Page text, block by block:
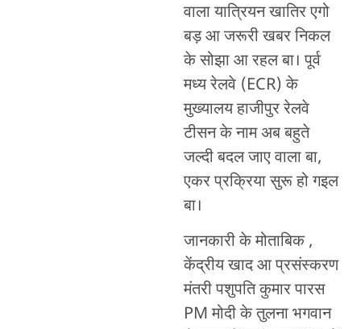
वाला यात्रियन खातिर एगो
बड़ आ जरूरी खबर निकल
के सोझा आ रहल बा। पूर्व
मध्य रेलवे (ECR) के
मुख्यालय हाजीपुर रेलवे
टीसन के नाम अब बहुते
जल्दी बदल जाए वाला बा,
एकर प्रक्रिया सुरू हो गइल
बा।
जानकारी के मोताबिक ,
केंद्रीय खाद आ प्रसंस्करण
मंतरी पशुपति कुमार पारस
PM मोदी के तुलना भगवान